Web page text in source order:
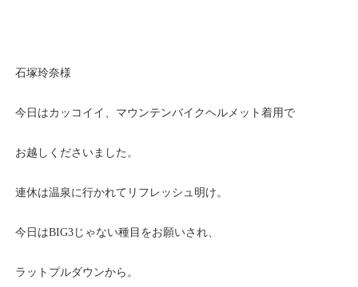
石塚玲奈様
今日はカッコイイ、マウンテンバイクヘルメット着用で
お越しくださいました。
連休は温泉に行かれてリフレッシュ明け。
今日はBIG3じゃない種目をお願いされ、
ラットプルダウンから。